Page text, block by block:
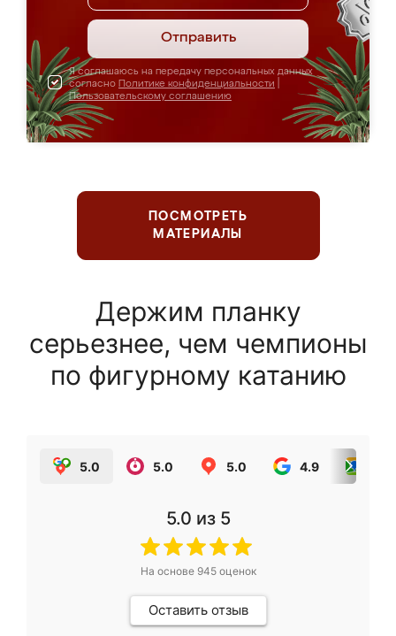
Отправить
Я соглашаюсь на передачу персональных данных
согласно Политике конфиденциальности
Пользовательскому соглашению
ПОСМОТРЕТЬ
МАТЕРИАЛЫ
Держим планку
серьезнее, чем чемпионы
по фигурному катанию
5.0 5.0 5.0 4.9
5.0 из 5
На основе 945оценок
Оставить отзыв